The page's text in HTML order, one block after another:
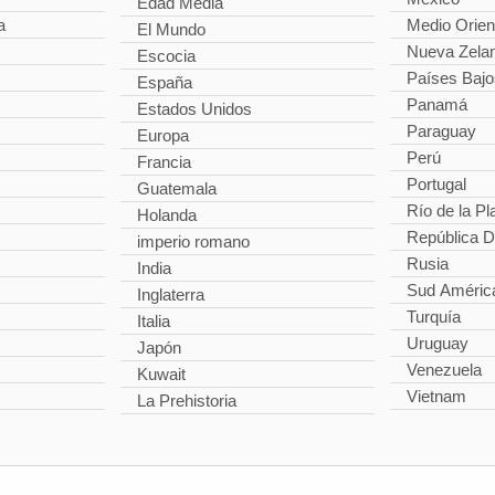
El Mundo
Escocia
España
Estados Unidos
Europa
Francia
Guatemala
Holanda
imperio romano
India
Inglaterra
Italia
Japón
Kuwait
La Prehistoria
Medio
Nueva
Países
Panamá
Paraguay
Perú
Portugal
Río de la
República
Rusia
Sud
Turquía
Uruguay
Venezuela
Vietnam